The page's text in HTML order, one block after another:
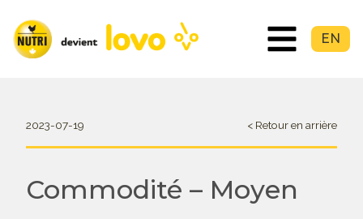
EN
2023-07-19 < Retour en arrière
Commodité – Moyen